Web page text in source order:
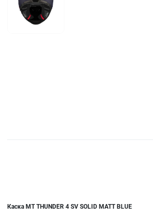
Каска MT THUNDER 4 SV SOLID MATT BLUE